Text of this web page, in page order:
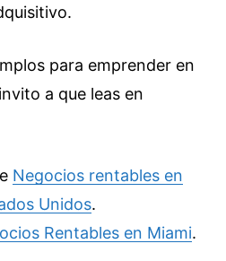
para emprender en
a que leas en
Negocios rentables en
Unidos.
Rentables en Miami.